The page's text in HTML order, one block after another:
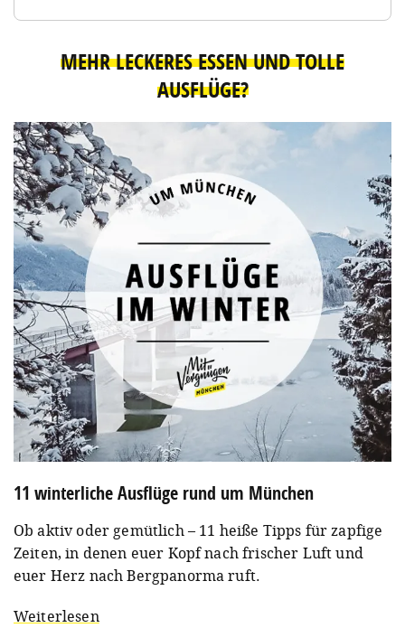
MEHR LECKERES ESSEN UND TOLLE
AUSFLÜGE?
11 winterliche Ausflüge rund um München
Ob aktiv oder gemütlich – 11 heiße Tipps für zapfige
Zeiten, in denen euer Kopf nach frischer Luft und
euer Herz nach Bergpanorma ruft.
Weiterlesen